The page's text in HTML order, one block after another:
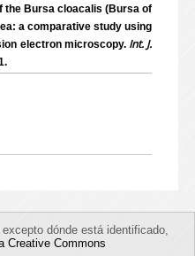
the Bursa cloacalis (Bursa of
a comparative study using
electron microscopy. Int. J.
dónde está identificado,
Creative Commons